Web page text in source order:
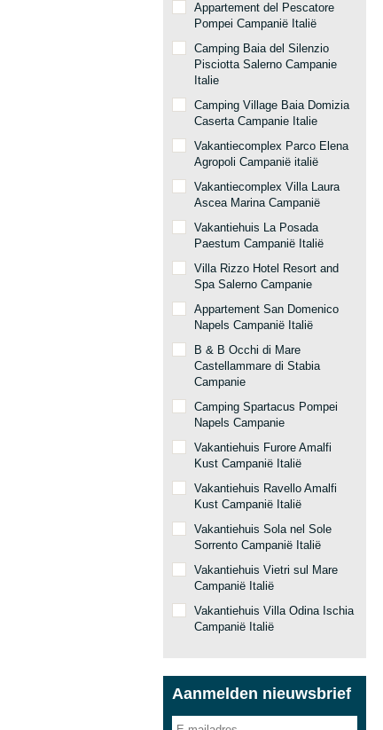
Appartement del Pescatore
Pompei Campanië Italië
Camping Baia del Silenzio
Pisciotta Salerno Campanie
Italie
Camping Village Baia Domizia
Caserta Campanie Italie
Vakantiecomplex Parco Elena
Agropoli Campanië italië
Vakantiecomplex Villa Laura
Ascea Marina Campanië
Vakantiehuis La Posada
Paestum Campanië Italië
Villa Rizzo Hotel Resort and
Spa Salerno Campanie
Appartement San Domenico
Napels Campanië Italië
B & B Occhi di Mare
Castellammare di Stabia
Campanie
Camping Spartacus Pompei
Napels Campanie
Vakantiehuis Furore Amalfi
Kust Campanië Italië
Vakantiehuis Ravello Amalfi
Kust Campanië Italië
Vakantiehuis Sola nel Sole
Sorrento Campanië Italië
Vakantiehuis Vietri sul Mare
Campanië Italië
Vakantiehuis Villa Odina Ischia
Campanië Italië
Aanmelden nieuwsbrief